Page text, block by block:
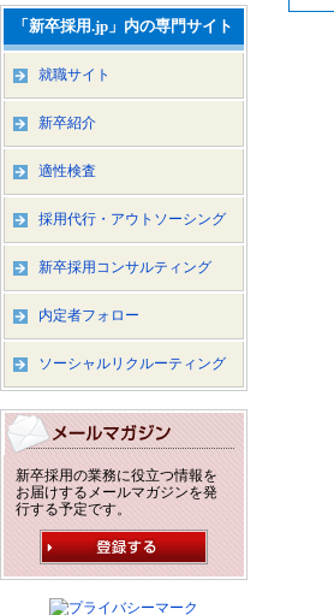
「新卒採用.jp」内の専門サイト
就職サイト
新卒紹介
適性検査
採用代行・アウトソーシング
新卒採用コンサルティング
内定者フォロー
ソーシャルリクルーティング
新卒採用の業務に役立つ情報を
お届けするメールマガジンを発
行する予定です。